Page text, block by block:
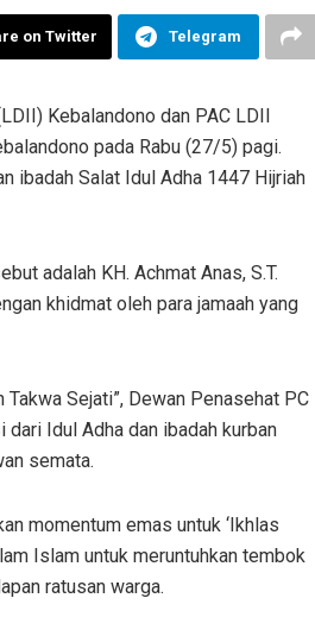
on Twitter Telegram
Kebalandono dan PAC LDII
pada Rabu (27/5) pagi.
ibadah Salat Idul Adha 1447 Hijriah
adalah KH. Achmat Anas, S.T.
khidmat oleh para jamaah yang
Takwa Sejati”, Dewan Penasehat PC
dari Idul Adha dan ibadah kurban
semata.
momentum emas untuk ‘Ikhlas
Islam untuk meruntuhkan tembok
ratusan warga.